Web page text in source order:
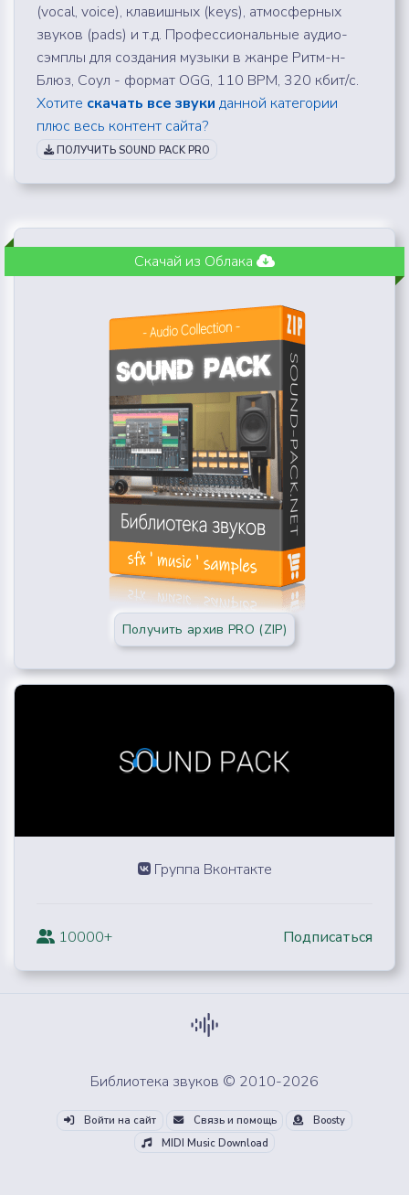
(vocal, voice), клавишных (keys), атмосферных
звуков (pads) и т.д. Профессиональные аудио-
сэмплы для создания музыки в жанре Ритм-н-
Блюз, Соул - формат OGG, 110 BPM, 320 кбит/с.
Хотите скачать все звуки данной категории
плюс весь контент сайта?
ПОЛУЧИТЬ SOUND PACK PRO
Скачай из Облака
Получить архив PRO (ZIP)
Группа Вконтакте
10000+ Подписаться
Библиотека звуков © 2010-2026
Войти на сайт Связь и помощь
Boosty
MIDI Music Download